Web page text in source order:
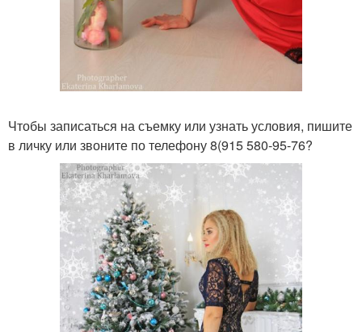
Чтобы записаться на съемку или узнать условия, пишите
в личку или звоните по телефону 8(915 580-95-76?